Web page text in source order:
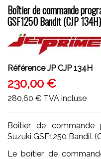
Boîtier de commande
GSF1250 Bandit (CJP 134H)
Référence JP CJP 134H
230,00 €
280,60 € TVA incluse
Boîtier de commande
Suzuki GSF1250 Bandit
Le boîtier de